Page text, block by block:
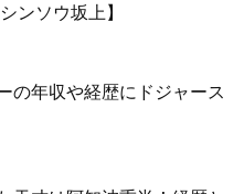
ンソウ坂上】
の年収や経歴にドジャース